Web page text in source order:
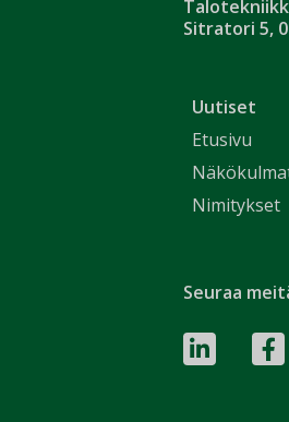
Sitratori 5,
Uutiset
Etusivu
Nimitykset
Seuraa